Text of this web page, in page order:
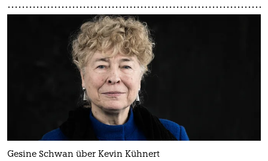
Gesine Schwan über Kevin Kühnert